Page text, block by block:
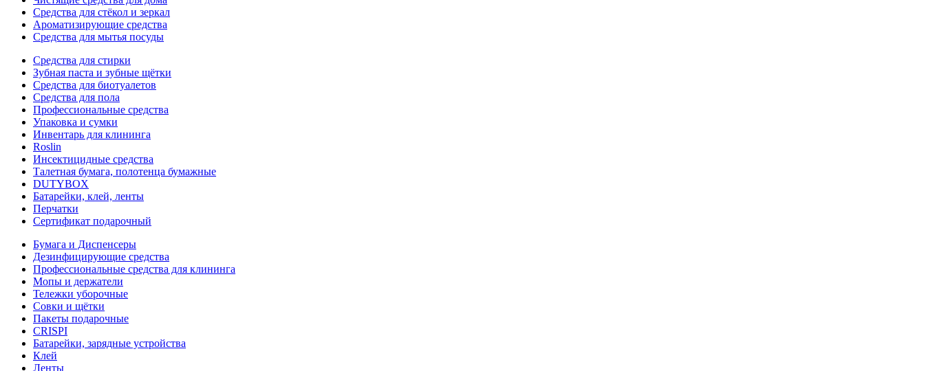
Средства для стёкол и зеркал
Ароматизирующие средства
Средства для мытья посуды
Средства для стирки
Зубная паста и зубные щётки
Средства для биотуалетов
Средства для пола
Профессиональные средства
Упаковка и сумки
Инвентарь для клининга
Roslin
Инсектицидные средства
Талетная бумага, полотенца бумажные
DUTYBOX
Батарейки, клей, ленты
Перчатки
Сертификат подарочный
Бумага и Диспенсеры
Дезинфицирующие средства
Профессиональные средства для клининга
Мопы и держатели
Тележки уборочные
Совки и щётки
Пакеты подарочные
CRISPI
Батарейки, зарядные устройства
Клей
Ленты